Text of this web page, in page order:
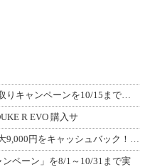
R EVO 購入サ
ンペーン」を8/1～10/31まで実